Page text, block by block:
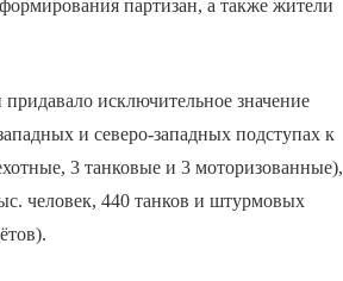
партизан, а также жители
исключительное значение
и северо-западных подступах к
3 танковые и 3 моторизованные),
человек, 440 танков и штурмовых